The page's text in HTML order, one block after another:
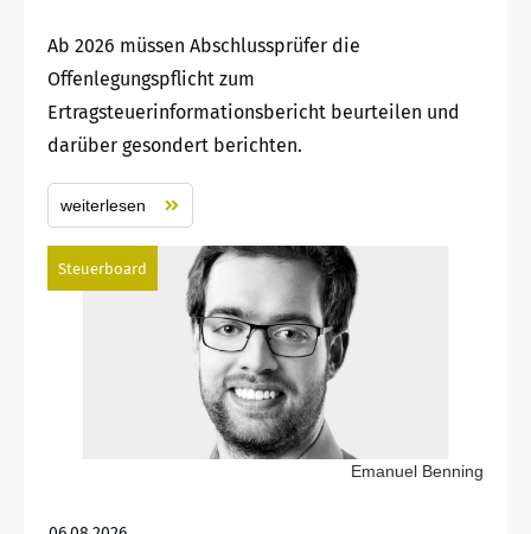
Ab 2026 müssen Abschlussprüfer die
Offenlegungspflicht zum
Ertragsteuerinformationsbericht beurteilen und
darüber gesondert berichten.
weiterlesen
Steuerboard
Emanuel Benning